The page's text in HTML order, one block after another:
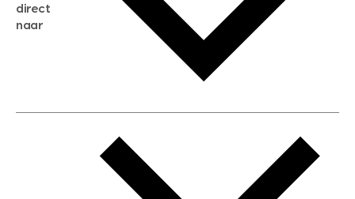
huis kopen
aankoopadvies
verkoopadvies
hypotheekadvies
direct
naar
hypotheek berekenen
maximale hypotheek berekenen